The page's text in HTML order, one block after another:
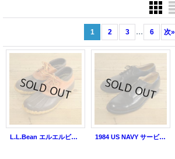
1 2 3 ... 6 次»
L.L.Bean エルエルビーン ビーンブーツ USA製 【7】 1984 US NAVY サービスシューズ 【7 1/2 R】